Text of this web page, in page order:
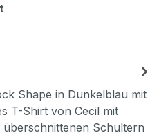
Shape in Dunkelblau mit
T-Shirt von Cecil mit
überschnittenen Schultern